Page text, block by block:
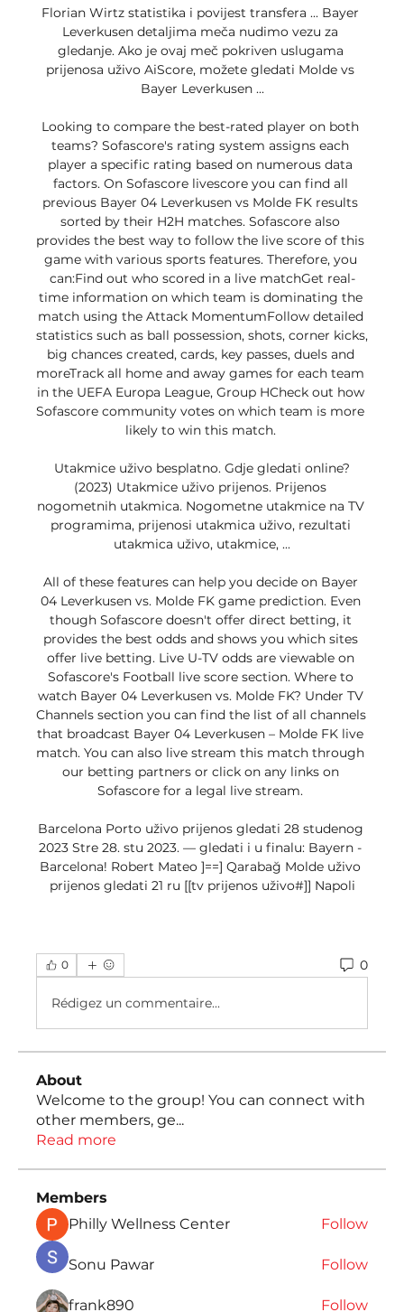
Florian Wirtz statistika i povijest transfera ... Bayer
Leverkusen detaljima meča nudimo vezu za
gledanje. Ako je ovaj meč pokriven uslugama
prijenosa uživo AiScore, možete gledati Molde vs
Bayer Leverkusen ...
Looking to compare the best-rated player on both
teams? Sofascore's rating system assigns each
player a specific rating based on numerous data
factors. On Sofascore livescore you can find all
previous Bayer 04 Leverkusen vs Molde FK results
sorted by their H2H matches. Sofascore also
provides the best way to follow the live score of this
game with various sports features. Therefore, you
can:Find out who scored in a live matchGet real-
time information on which team is dominating the
match using the Attack MomentumFollow detailed
statistics such as ball possession, shots, corner kicks,
big chances created, cards, key passes, duels and
moreTrack all home and away games for each team
in the UEFA Europa League, Group HCheck out how
Sofascore community votes on which team is more
likely to win this match.
Utakmice uživo besplatno. Gdje gledati online?
(2023) Utakmice uživo prijenos. Prijenos
nogometnih utakmica. Nogometne utakmice na TV
programima, prijenosi utakmica uživo, rezultati
utakmica uživo, utakmice, ...
All of these features can help you decide on Bayer
04 Leverkusen vs. Molde FK game prediction. Even
though Sofascore doesn't offer direct betting, it
provides the best odds and shows you which sites
offer live betting. Live U-TV odds are viewable on
Sofascore's Football live score section. Where to
watch Bayer 04 Leverkusen vs. Molde FK? Under TV
Channels section you can find the list of all channels
that broadcast Bayer 04 Leverkusen – Molde FK live
match. You can also live stream this match through
our betting partners or click on any links on
Sofascore for a legal live stream.
Barcelona Porto uživo prijenos gledati 28 studenog
2023 Stre 28. stu 2023. — gledati i u finalu: Bayern -
Barcelona! Robert Mateo ]==] Qarabağ Molde uživo
prijenos gledati 21 ru [[tv prijenos uživo#]] Napoli
0 0
Rédigez un commentaire...
About
Welcome to the group! You can connect with
other members, ge...
Read more
Members
Philly Wellness Center
Follow
Sonu Pawar Follow
frank890 Follow